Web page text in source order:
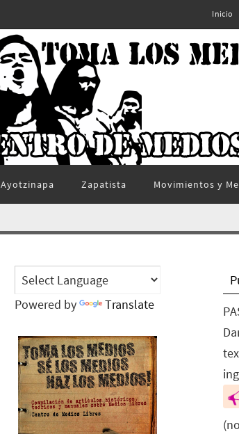
Inicio
Ayotzinapa Zapatista Movimientos y
Powered by Translate